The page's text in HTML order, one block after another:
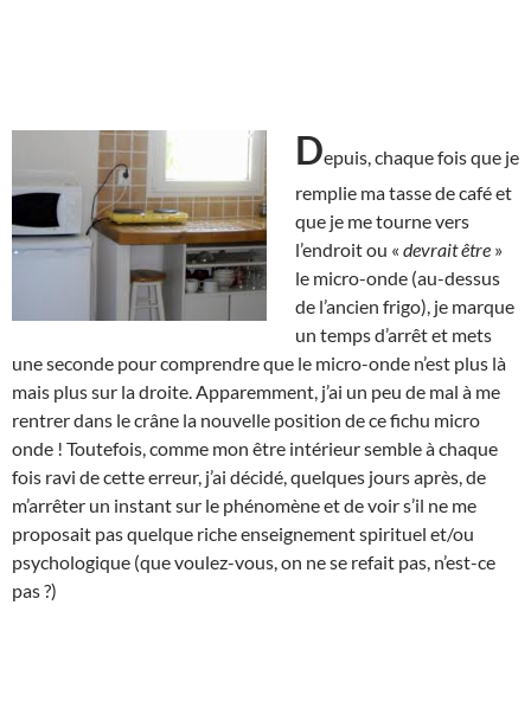
Depuis, chaque fois que je
remplie ma tasse de café et
que je me tourne vers
l’endroit ou « devrait être »
le micro-onde (au-dessus
de l’ancien frigo), je marque
un temps d’arrêt et mets
une seconde pour comprendre que le micro-onde n’est plus là
mais plus sur la droite. Apparemment, j’ai un peu de mal à me
rentrer dans le crâne la nouvelle position de ce fichu micro
onde ! Toutefois, comme mon être intérieur semble à chaque
fois ravi de cette erreur, j’ai décidé, quelques jours après, de
m’arrêter un instant sur le phénomène et de voir s’il ne me
proposait pas quelque riche enseignement spirituel et/ou
psychologique (que voulez-vous, on ne se refait pas, n’est-ce
pas ?)